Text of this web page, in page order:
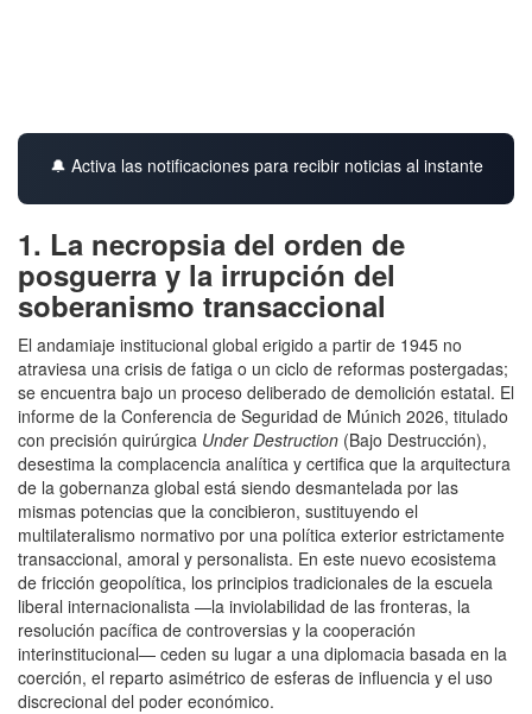
🔔 Activa las notificaciones para recibir noticias al instante
1. La necropsia del orden de
posguerra y la irrupción del
soberanismo transaccional
El andamiaje institucional global erigido a partir de 1945 no
atraviesa una crisis de fatiga o un ciclo de reformas postergadas;
se encuentra bajo un proceso deliberado de demolición estatal. El
informe de la Conferencia de Seguridad de Múnich 2026, titulado
con precisión quirúrgica Under Destruction (Bajo Destrucción),
desestima la complacencia analítica y certifica que la arquitectura
de la gobernanza global está siendo desmantelada por las
mismas potencias que la concibieron, sustituyendo el
multilateralismo normativo por una política exterior estrictamente
transaccional, amoral y personalista. En este nuevo ecosistema
de fricción geopolítica, los principios tradicionales de la escuela
liberal internacionalista —la inviolabilidad de las fronteras, la
resolución pacífica de controversias y la cooperación
interinstitucional— ceden su lugar a una diplomacia basada en la
coerción, el reparto asimétrico de esferas de influencia y el uso
discrecional del poder económico.